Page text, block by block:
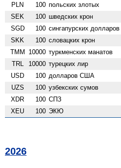
PLN 100 польских злотых
SEK 100 шведских крон
SGD 100 сингапурских долларов
SKK 100 словацких крон
TMM 10000 туркменских манатов
TRL 10000 турецких лир
USD 100 долларов США
UZS 100 узбекских сумов
XDR 100 СПЗ
XEU 100 ЭКЮ
2026